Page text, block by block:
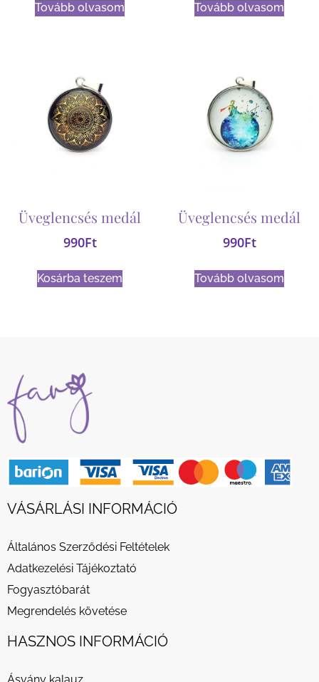
Tovább olvasom Tovább olvasom
Üveglencsés medál
990Ft
Kosárba teszem
Üveglencsés medál
990Ft
Tovább olvasom
VÁSÁRLÁSI INFORMÁCIÓ
Általános Szerződési Feltételek
Adatkezelési Tájékoztató
Fogyasztóbarát
Megrendelés követése
HASZNOS INFORMÁCIÓ
Ásvány kalauz